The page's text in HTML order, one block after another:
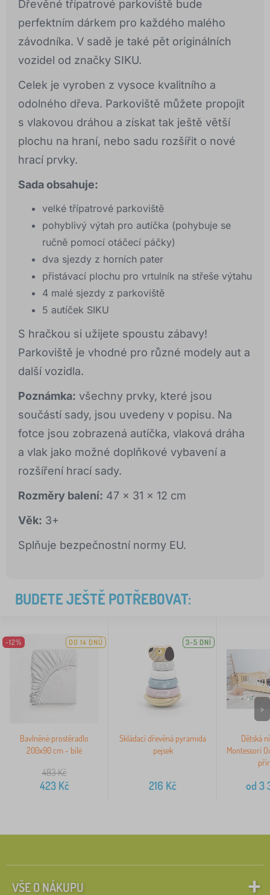
Dřevěné třípatrové parkoviště bude
perfektním dárkem pro každého malého
závodníka. V sadě je také pět originálních
vozidel od značky SIKU.
Celek je vyroben z vysoce kvalitního a
odolného dřeva. Parkoviště můžete propojit
s vlakovou dráhou a získat tak ještě větší
plochu na hraní, nebo sadu rozšířit o nové
hrací prvky.
Sada obsahuje:
velké třípatrové parkoviště
pohyblivý výtah pro autíčka (pohybuje se
ručně pomocí otáčecí páčky)
dva sjezdy z horních pater
přistávací plochu pro vrtulník na střeše výtahu
4 malé sjezdy z parkoviště
5 autíček SIKU
S hračkou si užijete spoustu zábavy!
Parkoviště je vhodné pro různé modely aut a
další vozidla.
Poznámka: všechny prvky, které jsou
součástí sady, jsou uvedeny v popisu. Na
fotce jsou zobrazená autíčka, vlaková dráha
a vlak jako možné doplňkové vybavení a
rozšíření hrací sady.
Rozměry balení: 47 x 31 x 12 cm
Věk: 3+
Splňuje bezpečnostní normy EU.
BUDETE JEŠTĚ POTŘEBOVAT:
-12% DO 14 DNŮ
Bavlněné prostěradlo
200x90 cm - bílé
483Kč
423Kč
3-5 DNÍ
Skládací dřevěná pyramida
pejsek
216 Kč
Dětská
Montessori
od 3
>
VŠE O NÁKUPU